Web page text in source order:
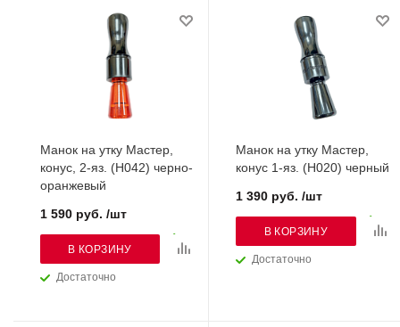
Манок на утку Мастер,
конус, 2-яз. (H042) черно-
оранжевый
Достаточно
1 590 руб. /шт
В КОРЗИНУ
Манок на утку Мастер,
конус 1-яз. (H020) черный
Достаточно
1 390 руб. /шт
В КОРЗИНУ